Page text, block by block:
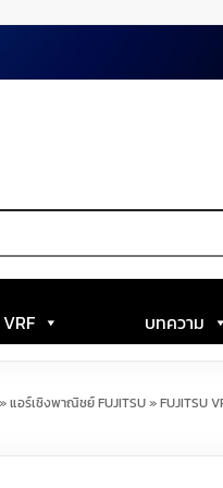
บทความ
»แอร์เชิงพาณิชย์ FUJITSU»FUJITSU